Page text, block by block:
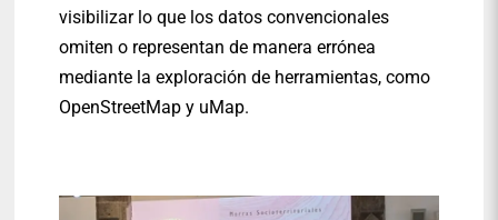
visibilizar lo que los datos convencionales
omiten o representan de manera errónea
mediante la exploración de herramientas, como
OpenStreetMap y uMap.